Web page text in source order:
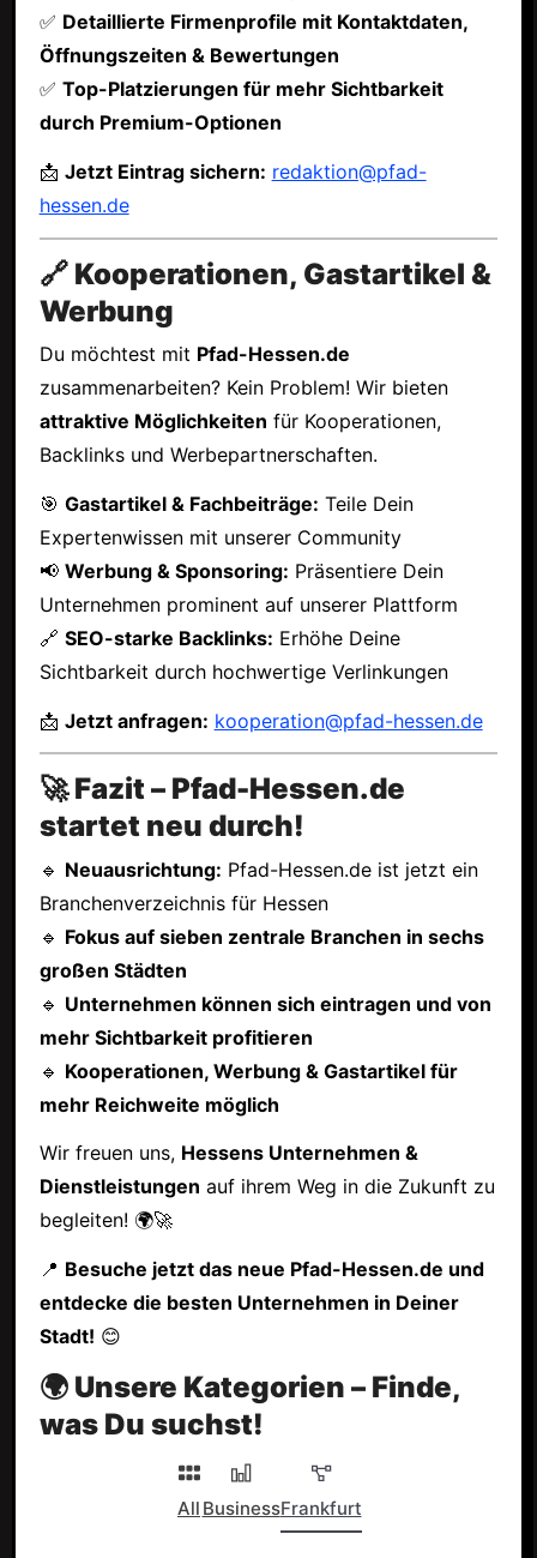
✅ Detaillierte Firmenprofile mit Kontaktdaten,
Öffnungszeiten & Bewertungen
✅ Top-Platzierungen für mehr Sichtbarkeit
durch Premium-Optionen
📩 Jetzt Eintrag sichern: redaktion@pfad-
hessen.de
🔗 Kooperationen, Gastartikel &
Werbung
Du möchtest mit Pfad-Hessen.de
zusammenarbeiten? Kein Problem! Wir bieten
attraktive Möglichkeiten für Kooperationen,
Backlinks und Werbepartnerschaften.
🎯 Gastartikel & Fachbeiträge: Teile Dein
Expertenwissen mit unserer Community
📢 Werbung & Sponsoring: Präsentiere Dein
Unternehmen prominent auf unserer Plattform
🔗 SEO-starke Backlinks: Erhöhe Deine
Sichtbarkeit durch hochwertige Verlinkungen
📩 Jetzt anfragen: kooperation@pfad-hessen.de
🚀 Fazit – Pfad-Hessen.de
startet neu durch!
🔹 Neuausrichtung: Pfad-Hessen.de ist jetzt ein
Branchenverzeichnis für Hessen
🔹 Fokus auf sieben zentrale Branchen in sechs
großen Städten
🔹 Unternehmen können sich eintragen und von
mehr Sichtbarkeit profitieren
🔹 Kooperationen, Werbung & Gastartikel für
mehr Reichweite möglich
Wir freuen uns, Hessens Unternehmen &
Dienstleistungen auf ihrem Weg in die Zukunft zu
begleiten! 🌍🚀
📍 Besuche jetzt das neue Pfad-Hessen.de und
entdecke die besten Unternehmen in Deiner
Stadt! 😊
🌍 Unsere Kategorien – Finde,
was Du suchst!
All BusinessFrankfurt